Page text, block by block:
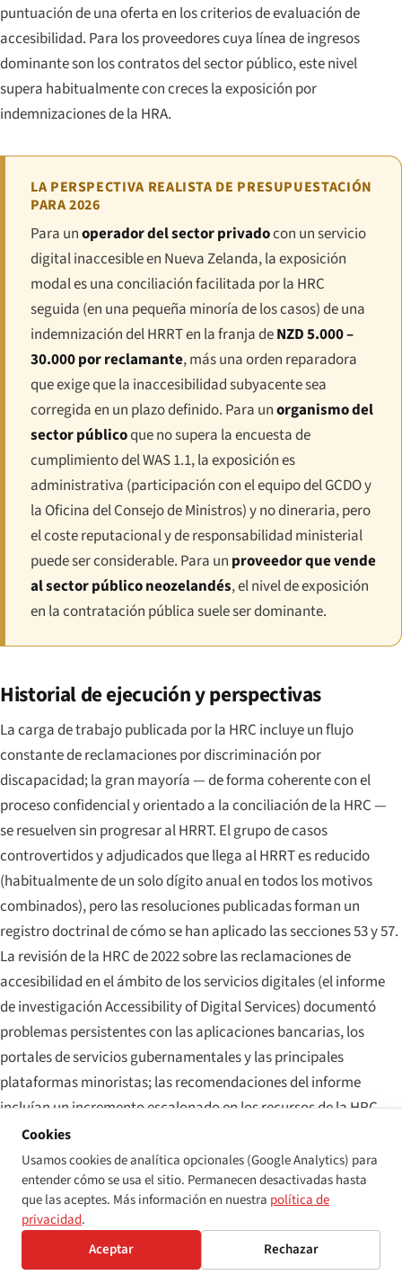
puntuación de una oferta en los criterios de evaluación de
accesibilidad. Para los proveedores cuya línea de ingresos
dominante son los contratos del sector público, este nivel
supera habitualmente con creces la exposición por
indemnizaciones de la HRA.
LA PERSPECTIVA REALISTA DE PRESUPUESTACIÓN
PARA 2026
Para unoperador del sector privadocon un servicio
digital inaccesible en Nueva Zelanda, la exposición
modal es una conciliación facilitada por la HRC
seguida (en una pequeña minoría de los casos) de una
indemnización del HRRT en la franja deNZD 5.000 –
30.000 por reclamante, más una orden reparadora
que exige que la inaccesibilidad subyacente sea
corregida en un plazo definido. Para unorganismo del
sector públicoque no supera la encuesta de
cumplimiento del WAS 1.1, la exposición es
administrativa (participación con el equipo del GCDO y
la Oficina del Consejo de Ministros) y no dineraria, pero
el coste reputacional y de responsabilidad ministerial
puede ser considerable. Para un proveedor que vende
al sector público neozelandés, el nivel de exposición
en la contratación pública suele ser dominante.
Historial de ejecución y perspectivas
La carga de trabajo publicada por la HRC incluye un flujo
constante de reclamaciones por discriminación por
discapacidad; la gran mayoría — de forma coherente con el
proceso confidencial y orientado a la conciliación de la HRC —
se resuelven sin progresar al HRRT. El grupo de casos
controvertidos y adjudicados que llega al HRRT es reducido
(habitualmente de un solo dígito anual en todos los motivos
combinados), pero las resoluciones publicadas forman un
registro doctrinal de cómo se han aplicado las secciones 53 y 57.
La revisión de la HRC de 2022 sobre las reclamaciones de
accesibilidad en el ámbito de los servicios digitales (el informe
de investigaciónAccessibility of Digital Services) documentó
problemas persistentes con las aplicaciones bancarias, los
portales de servicios gubernamentales y las principales
plataformas minoristas; las recomendaciones del informe
incluían un incremento escalonado en los recursos de la HRC
para las investigaciones sistémicas proactivas y el desarrollo de
orientaciones específicas sobre discapacidad para los
proveedores de servicios digitales.
La HRC ha adoptado, desde 2022, una postura más visiblemente
proactiva en los asuntos sistémicos de accesibilidad digital — en
parte en respuesta a las conclusiones del informe y en parte
Cookies
Usamos cookies de analítica opcionales (Google Analytics) para
entender cómo se usa el sitio. Permanecen desactivadas hasta
que las aceptes. Más información en nuestra política de
privacidad.
Aceptar
Rechazar